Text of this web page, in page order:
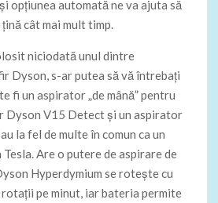
opțiunea automată ne va ajuta să
cât mai mult timp.
niciodată unul dintre
Dyson, s-ar putea să vă întrebați
fi un aspirator „de mână” pentru
Dyson V15 Detect și un aspirator
la fel de multe în comun ca un
Are o putere de aspirare de
Hyperdymium se rotește cu
pe minut, iar bateria permite